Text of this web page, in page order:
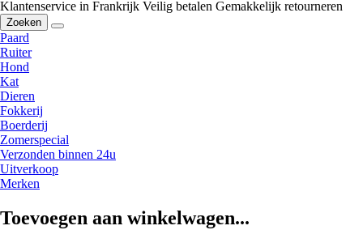
Klantenservice in Frankrijk Veilig betalen Gemakkelijk retourneren
Zoeken
Paard
Ruiter
Hond
Kat
Dieren
Fokkerij
Boerderij
Zomerspecial
Verzonden binnen 24u
Uitverkoop
Merken
Toevoegen aan winkelwagen...